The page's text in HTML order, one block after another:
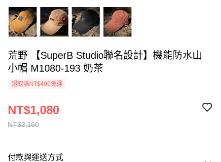
荒野 【SuperB Studio聯名設計】機能防水山
小帽 M1080-193 奶茶
超取滿NT$490免運
NT$2,160
NT$1,080
付款與運送方式